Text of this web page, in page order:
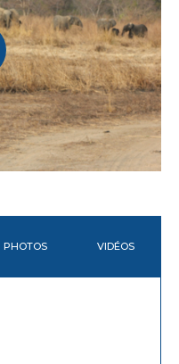
PHOTOS VIDÉOS